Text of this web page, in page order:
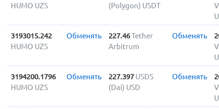
HUMO UZS
(Polygon) USDT
3193015.242
HUMO UZS
Обменять 227.46Tether
Arbitrum
Обменять
3194200.1796
HUMO UZS
Обменять 227.397 USDS
(Dai) USD
Обменять